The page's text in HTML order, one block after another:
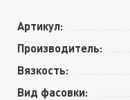
Артикул:
Производитель:
Вязкость:
Вид фасовки: